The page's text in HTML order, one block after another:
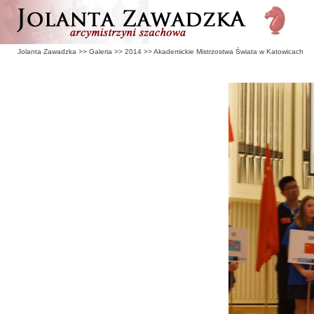
Jolanta Zawadzka >> Galeria >> 2014 >>Akademickie Mistrzostwa Świata w Katowicach